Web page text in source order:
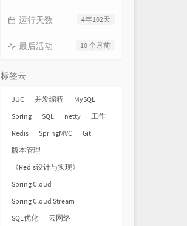
4年102天
运行天数
10 个月前
最后活动
标签云
JUC 并发编程
MySQL
Spring
SQL netty
工作
Redis
SpringMVC
Git
版本管理
《Redis设计与实现》
Spring Cloud
Spring Cloud Stream
SQL优化
云网络